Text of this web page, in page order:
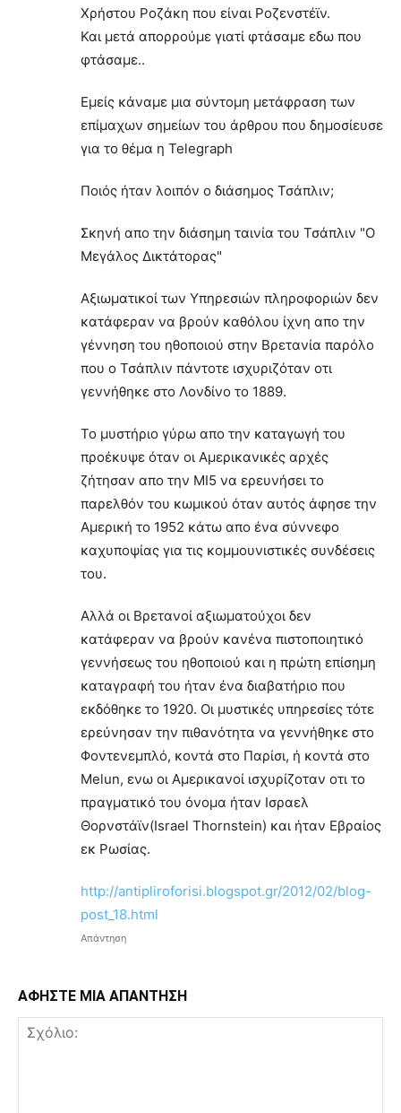
Χρήστου Ροζάκη που είναι Ροζενστέϊν.
Και μετά απορρούμε γιατί φτάσαμε εδω που
φτάσαμε..
Εμείς κάναμε μια σύντομη μετάφραση των
επίμαχων σημείων του άρθρου που δημοσίευσε
για το θέμα η Telegraph
Ποιός ήταν λοιπόν ο διάσημος Τσάπλιν;
Σκηνή απο την διάσημη ταινία του Τσάπλιν "Ο
Μεγάλος Δικτάτορας"
Αξιωματικοί των Υπηρεσιών πληροφοριών δεν
κατάφεραν να βρούν καθόλου ίχνη απο την
γέννηση του ηθοποιού στην Βρετανία παρόλο
που ο Τσάπλιν πάντοτε ισχυριζόταν οτι
γεννήθηκε στο Λονδίνο το 1889.
Το μυστήριο γύρω απο την καταγωγή του
προέκυψε όταν οι Αμερικανικές αρχές
ζήτησαν απο την MI5 να ερευνήσει το
παρελθόν του κωμικού όταν αυτός άφησε την
Αμερική το 1952 κάτω απο ένα σύννεφο
καχυποψίας για τις κομμουνιστικές συνδέσεις
του.
Αλλά οι Βρετανοί αξιωματούχοι δεν
κατάφεραν να βρούν κανένα πιστοποιητικό
γεννήσεως του ηθοποιού και η πρώτη επίσημη
καταγραφή του ήταν ένα διαβατήριο που
εκδόθηκε το 1920. Οι μυστικές υπηρεσίες τότε
ερεύνησαν την πιθανότητα να γεννήθηκε στο
Φοντενεμπλό, κοντά στο Παρίσι, ή κοντά στο
Melun, ενω οι Αμερικανοί ισχυρίζοταν οτι το
πραγματικό του όνομα ήταν Ισραελ
Θορνστάϊν(Israel Thornstein) και ήταν Εβραίος
εκ Ρωσίας.
http://antipliroforisi.blogspot.gr/2012/02/blog-
post_18.html
Απάντηση
ΑΦΗΣΤΕ ΜΙΑ ΑΠΑΝΤΗΣΗ